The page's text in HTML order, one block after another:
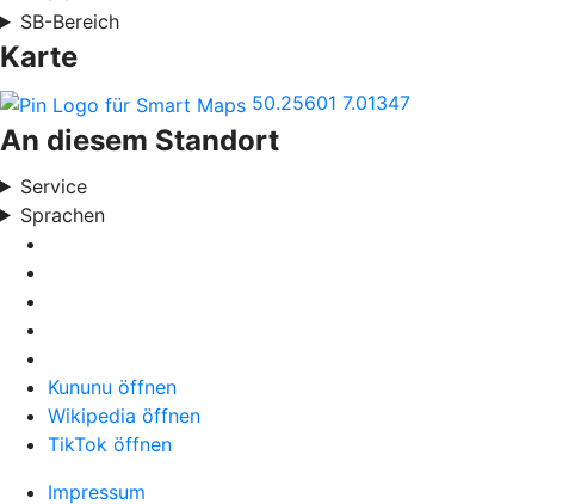
SB-Bereich
Karte
50.25601 7.01347
An diesem Standort
Service
Sprachen
Kununu öffnen
Wikipedia öffnen
TikTok öffnen
Impressum